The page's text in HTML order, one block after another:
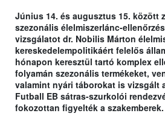
Június 14. és augusztus 15. között
szezonális élelmiszerlánc-
vizsgálatot dr. Nobilis Márton
kereskedelempolitikáért felelős
hónapon keresztül tartó komplex
folyamán szezonális termékeket,
valamint nyári táborokat is vizsgált
Futball EB sátras-szurkolói
fokozottan figyelték a szakemberek.